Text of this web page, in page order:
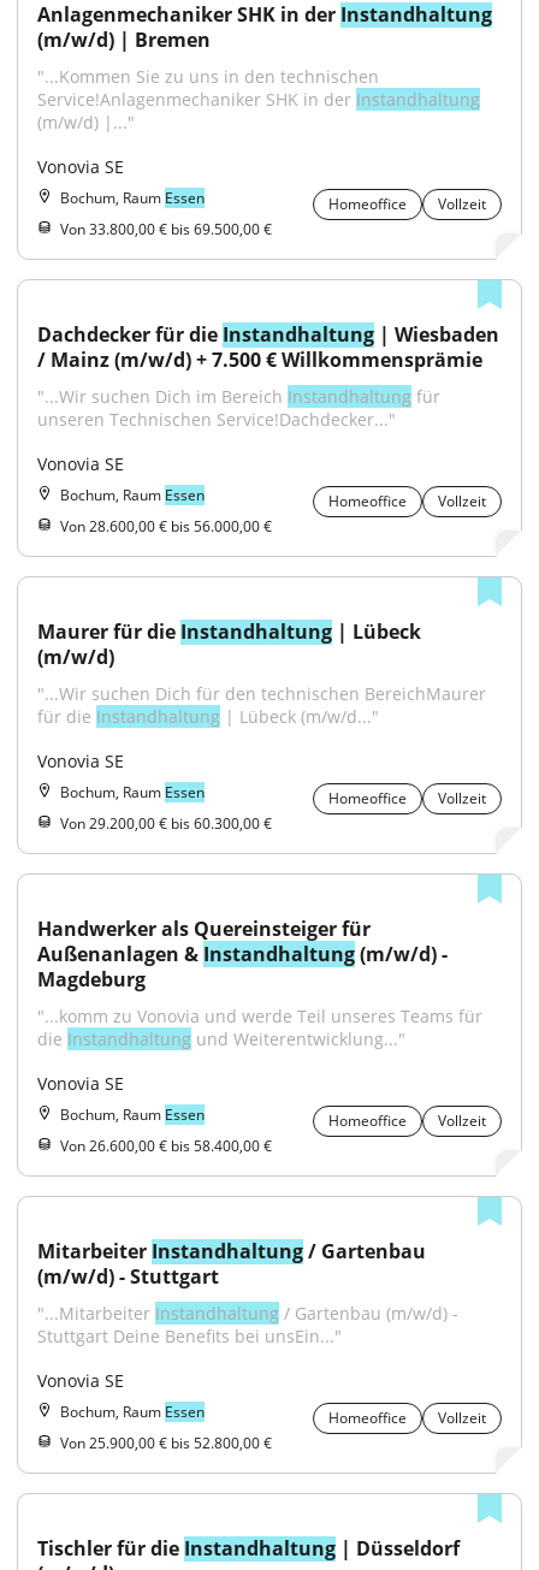
Anlagenmechaniker SHK in der Instandhaltung
(m/w/d) | Bremen
"...Kommen Sie zu uns in den technischen
Service!Anlagenmechaniker SHK in der Instandhaltung
(m/w/d) |..."
Vonovia SE
Bochum, Raum Essen Homeoffice
Vollzeit
Von 33.800,00 € bis 69.500,00 €
Dachdecker für die Instandhaltung | Wiesbaden
/ Mainz (m/w/d) + 7.500 € Willkommensprämie
"...Wir suchen Dich im Bereich Instandhaltung für
unseren Technischen Service!Dachdecker..."
Vonovia SE
Bochum, Raum Essen Homeoffice
Vollzeit
Von 28.600,00 € bis 56.000,00 €
Maurer für die Instandhaltung | Lübeck
(m/w/d)
"...Wir suchen Dich für den technischen BereichMaurer
für die Instandhaltung | Lübeck (m/w/d..."
Vonovia SE
Bochum, Raum Essen Homeoffice
Vollzeit
Von 29.200,00 € bis 60.300,00 €
Handwerker als Quereinsteiger für
Außenanlagen & Instandhaltung (m/w/d) -
Magdeburg
"...komm zu Vonovia und werde Teil unseres Teams für
die Instandhaltung und Weiterentwicklung..."
Vonovia SE
Bochum, Raum Essen Homeoffice
Vollzeit
Von 26.600,00 € bis 58.400,00 €
Mitarbeiter Instandhaltung / Gartenbau
(m/w/d) - Stuttgart
"...Mitarbeiter Instandhaltung / Gartenbau (m/w/d) -
Stuttgart Deine Benefits bei unsEin..."
Vonovia SE
Bochum, Raum Essen Homeoffice
Vollzeit
Von 25.900,00 € bis 52.800,00 €
Tischler für die Instandhaltung | Düsseldorf